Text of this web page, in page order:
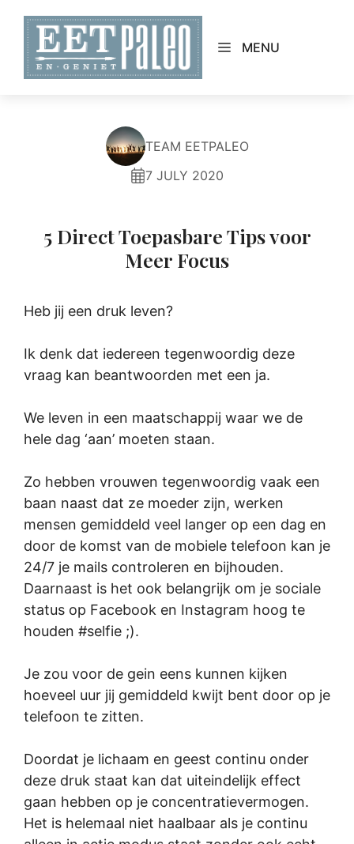
content
MENU
TEAM EETPALEO
7 JULY 2020
5 Direct Toepasbare Tips voor
Meer Focus
Heb jij een druk leven?
Ik denk dat iedereen tegenwoordig deze
vraag kan beantwoorden met een ja.
We leven in een maatschappij waar we de
hele dag ‘aan’ moeten staan.
Zo hebben vrouwen tegenwoordig vaak een
baan naast dat ze moeder zijn, werken
mensen gemiddeld veel langer op een dag en
door de komst van de mobiele telefoon kan je
24/7 je mails controleren en bijhouden.
Daarnaast is het ook belangrijk om je sociale
status op Facebook en Instagram hoog te
houden #selfie ;).
Je zou voor de gein eens kunnen kijken
hoeveel uur jij gemiddeld kwijt bent door op je
telefoon te zitten.
Doordat je lichaam en geest continu onder
deze druk staat kan dat uiteindelijk effect
gaan hebben op je concentratievermogen.
Het is helemaal niet haalbaar als je continu